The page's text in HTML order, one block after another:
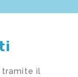
tramite il